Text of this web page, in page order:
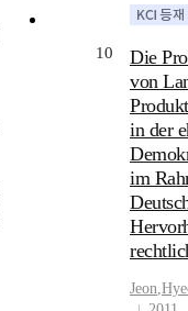
workout,
smoking.
hair
received
dietary
affects
and
this
of the
recent
cellular
and
will be
10
Die
von
in der
im
Jeon,